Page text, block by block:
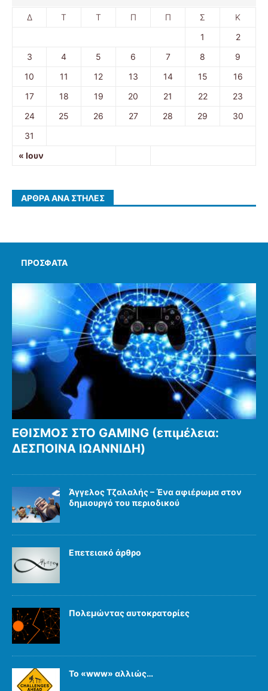
Δ Τ Τ Π Π Σ Κ
« Ιουν
1
2
3
4 5 6 7 8
9
10
11 12 13 14 15
16
17
18 19 20 21 22
23
24
25 26 27 28 29
30
31
ΆΡΘΡΑ ΑΝΆ ΣΤΉΛΕΣ
ΠΡΌΣΦΑΤΑ
ΕΘΙΣΜΟΣ ΣΤΟ GAMING (επιμέλεια:
ΔΕΣΠΟΙΝΑ ΙΩΑΝΝΙΔΗ)
Άγγελος Τζαλαλής – Ένα αφιέρωμα στον
δημιουργό του περιοδικού
Επετειακό άρθρο
Πολεμώντας αυτοκρατορίες
Το «www» αλλιώς…